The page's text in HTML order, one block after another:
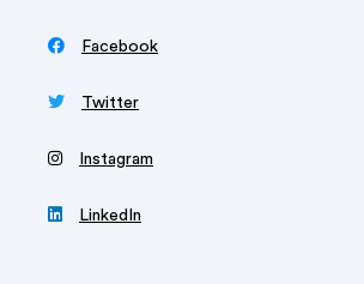
 Facebook
 Twitter
‍ Instagram
 LinkedIn